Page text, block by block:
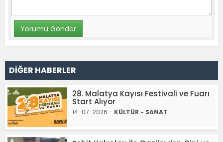
DİĞER HABERLER
28. Malatya Kayısı Festivali ve Fuarı
Start Alıyor
14-07-2026 - KÜLTÜR - SANAT